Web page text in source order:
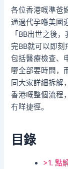
各位香港嘅準爸
通過代孕喺美國
「BB出世之後
完BB就可以即刻
包括醫療檢查、
嘢全部要時間，
同大家詳細拆解
香港嘅整個流程
冇咩捷徑。
目錄
>1. 點